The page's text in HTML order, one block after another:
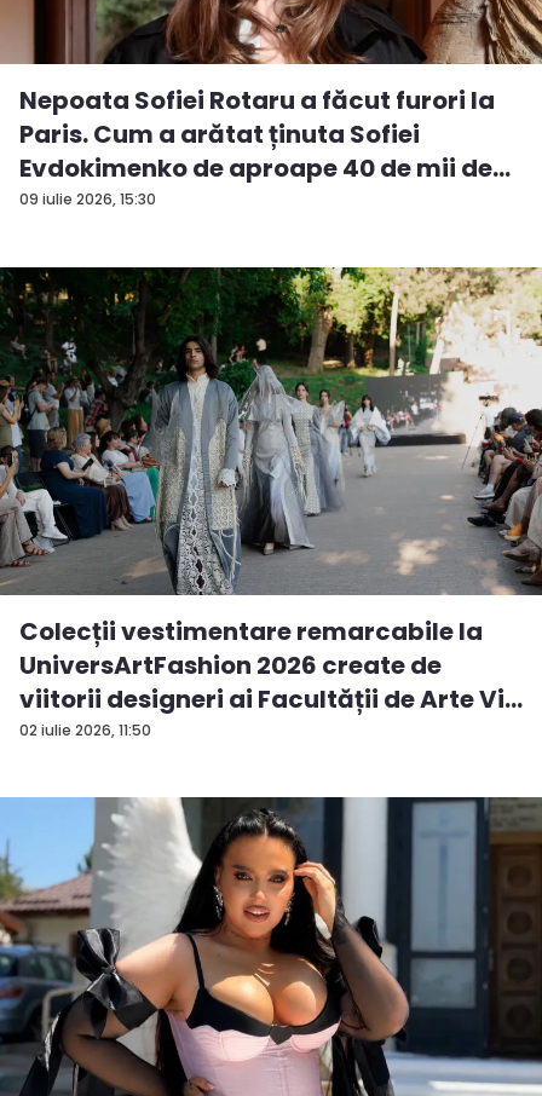
09 iulie 2026, 15:30
Nepoata Sofiei Rotaru a făcut furori la
Paris. Cum a arătat ținuta Sofiei
Evdokimenko de aproape 40 de mii de
e...
02 iulie 2026, 11:50
Colecții vestimentare remarcabile la
UniversArtFashion 2026 create de
viitorii designeri ai Facultății de Arte Vi...